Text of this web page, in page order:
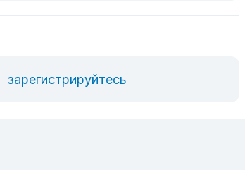
зарегистрируйтесь